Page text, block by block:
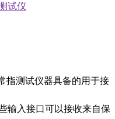
试仪
指测试仪器具备的用于接
输入接口可以接收来自保